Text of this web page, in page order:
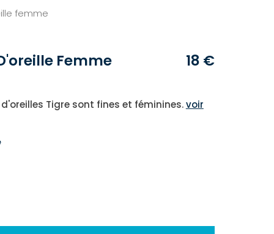
femme
Femme
18 €
d'oreilles Tigre sont fines et féminines.voir